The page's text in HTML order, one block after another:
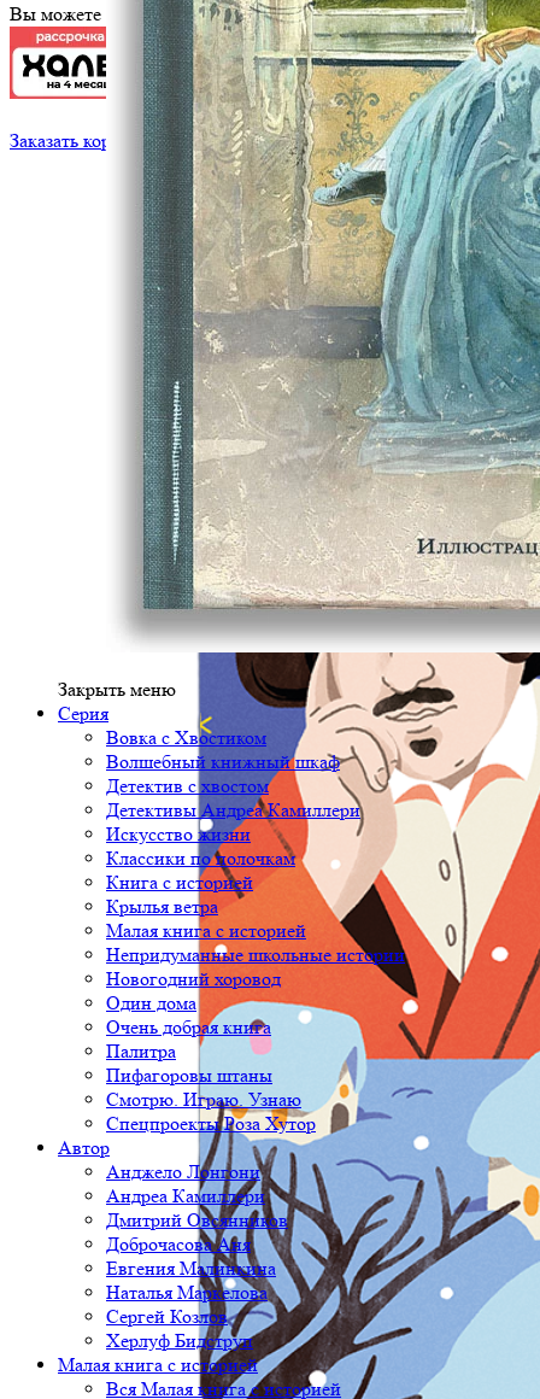
Закрыть меню
Серия
Вовка с Хвостиком
Волшебный книжный шкаф
Детектив с хвостом
Детективы Андреа Камиллери
Искусство жизни
Классики по полочкам
Книга с историей
Крылья ветра
Малая книга с историей
Непридуманные школьные истории
Новогодний хоровод
Один дома
Очень добрая книга
Палитра
Пифагоровы штаны
Смотрю. Играю. Узнаю
Спецпроекты Роза Хутор
Автор
Анджело Лонгони
Андреа Камиллери
Дмитрий Овсянников
Доброчасова Аня
Евгения Малинкина
Наталья Маркелова
Сергей Козлов
Херлуф Бидструп
Малая книга с историей
Вся Малая книга с историей
Вы можете оплатить эту книгу картой
Заказать корпоративный тираж